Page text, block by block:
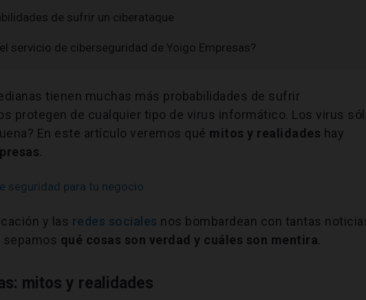
de sufrir un ciberataque
servicio de ciberseguridad de Yoigo Empresas?
tienen muchas más probabilidades de sufrir
protegen de cualquier tipo de virus informático. Los virus
En este artículo veremos qué mitos y realidades hay
.
seguridad para tu negocio
y las redes sociales nos bombardean con tantas
sepamos qué cosas son verdad y cuáles son mentira.
mitos y realidades